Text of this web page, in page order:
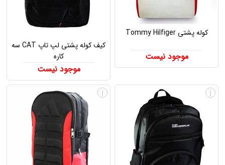
کوله پشتی Tommy Hilfiger
موجود نیست
کیف کوله پشتی لپ تاپ CAT سه
کاره
موجود نیست
i
i